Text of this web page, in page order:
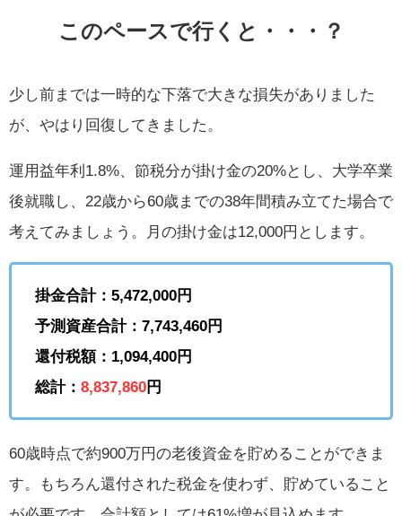
このペースで行くと・・・？
少し前までは一時的な下落で大きな損失がありました
が、やはり回復してきました。
運用益年利1.8%、節税分が掛け金の20%とし、大学卒業
後就職し、22歳から60歳までの38年間積み立てた場合で
考えてみましょう。月の掛け金は12,000円とします。
掛金合計：5,472,000円
予測資産合計：7,743,460円
還付税額：1,094,400円
総計： 8,837,860円
60歳時点で約900万円の老後資金を貯めることができま
す。もちろん還付された税金を使わず、貯めていること